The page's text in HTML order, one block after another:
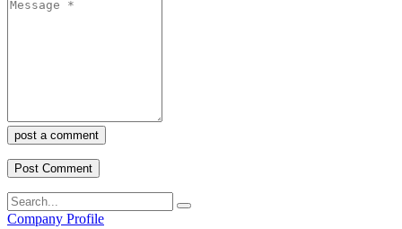
post a comment
Company Profile